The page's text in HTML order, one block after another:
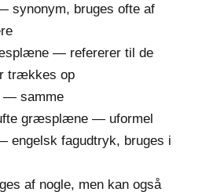
synonym, bruges ofte af
— refererer til de
trækkes op
— samme
græsplæne — uformel
engelsk fagudtryk, bruges i
af nogle, men kan også